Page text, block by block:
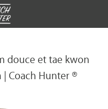
douce et tae kwon
Coach Hunter ®